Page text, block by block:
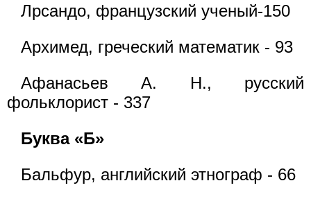
Лрсандо, французский ученый-150
Архимед, греческий математик - 93
Афанасьев А. Н., русский
фольклорист - 337
Буква «Б»
Бальфур, английский этнограф - 66